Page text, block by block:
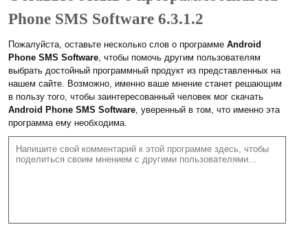
Phone SMS Software 6.3.1.2
Пожалуйста, оставьте несколько слов о программе Android
Phone SMS Software, чтобы помочь другим пользователям
выбрать достойный программный продукт из представленных на
нашем сайте. Возможно, именно ваше мнение станет решающим
в пользу того, чтобы заинтересованный человек мог скачать
Android Phone SMS Software, уверенный в том, что именно эта
программа ему необходима.